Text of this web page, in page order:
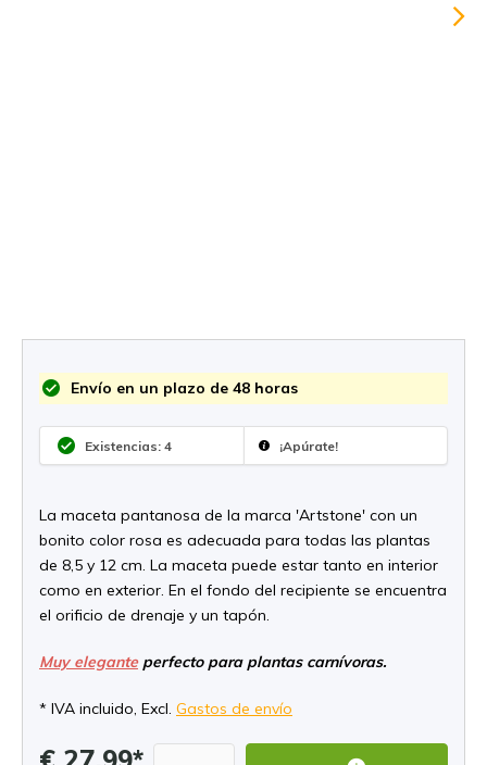
Envío en un plazo de 48 horas
Existencias: 4 ¡Apúrate!
La maceta pantanosa de la marca 'Artstone' con un
bonito color rosa es adecuada para todas las plantas
de 8,5 y 12 cm. La maceta puede estar tanto en interior
como en exterior. En el fondo del recipiente se encuentra
el orificio de drenaje y un tapón.
Muy eleganteperfecto para plantas carnívoras.
* IVA incluido, Excl. Gastos de envío